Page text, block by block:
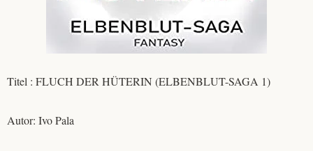
Titel : FLUCH DER HÜTERIN (ELBENBLUT-SAGA 1)
Autor: Ivo Pala